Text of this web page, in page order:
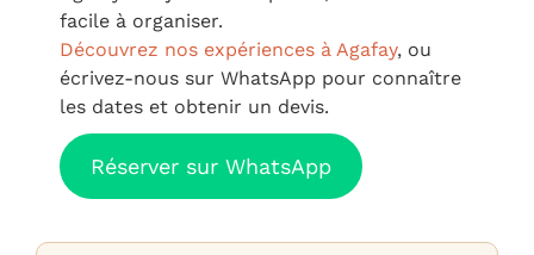
facile à organiser.
Découvrez nos expériences à Agafay, ou
écrivez-nous sur WhatsApp pour connaître
les dates et obtenir un devis.
Réserver sur WhatsApp